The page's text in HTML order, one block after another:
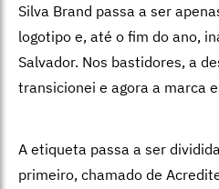
Silva Brand passa a ser
logotipo e, até o fim do ano,
Salvador. Nos bastidores, a
transicionei e agora a marca
A etiqueta passa a ser
primeiro, chamado de